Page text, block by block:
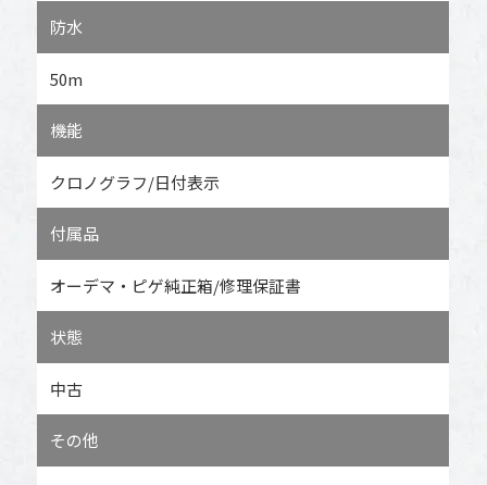
防水
50m
機能
クロノグラフ/日付表示
付属品
オーデマ・ピゲ純正箱/修理保証書
状態
中古
その他